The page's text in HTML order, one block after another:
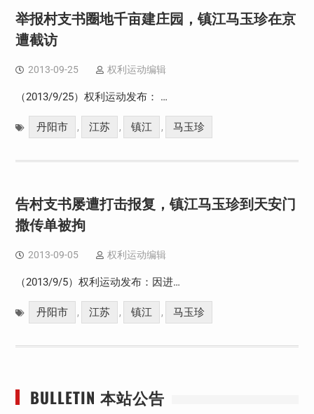
举报村支书圈地千亩建庄园，镇江马玉珍在京
遭截访
2013-09-25 权利运动编辑
（2013/9/25）权利运动发布： …
丹阳市 , 江苏 , 镇江 , 马玉珍
告村支书屡遭打击报复，镇江马玉珍到天安门
撒传单被拘
2013-09-05 权利运动编辑
（2013/9/5）权利运动发布：因进…
丹阳市 , 江苏 , 镇江 , 马玉珍
BULLETIN 本站公告